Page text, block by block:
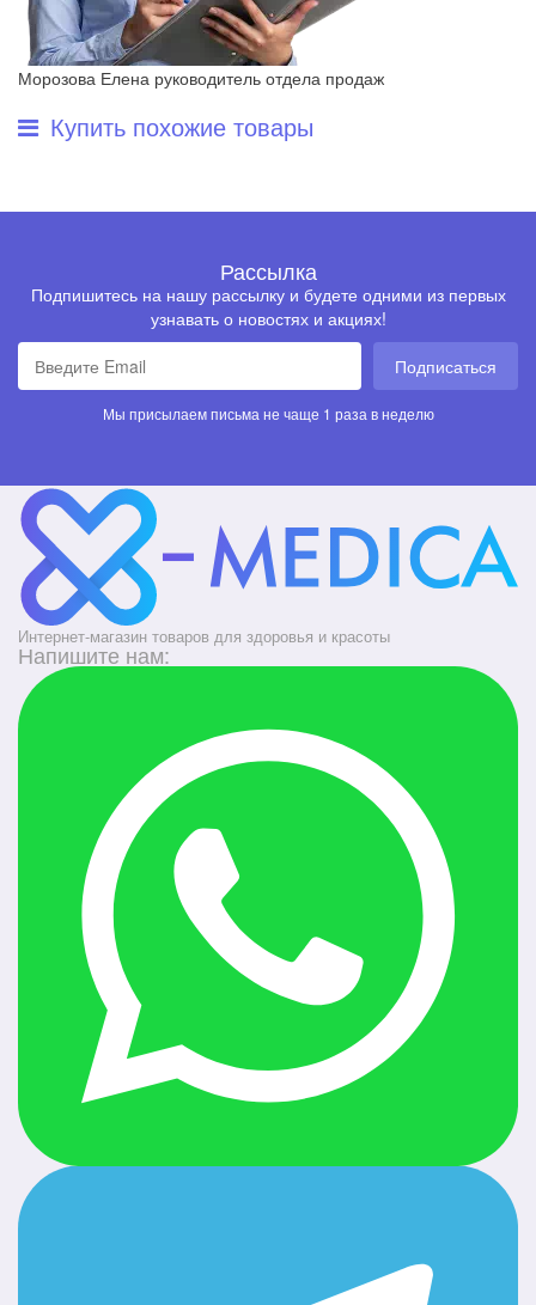
Морозова Елена руководитель отдела продаж
Купить похожие товары
Рассылка
Подпишитесь на нашу рассылку и будете одними из первых
узнавать о новостях и акциях!
Подписаться
Мы присылаем письма не чаще 1 раза в неделю
Интернет-магазин товаров для здоровья и красоты
Напишите нам: